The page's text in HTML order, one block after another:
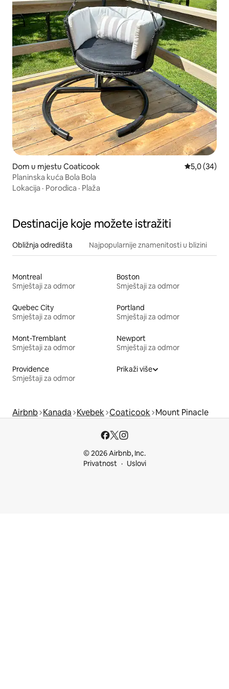
Dom u mjestu Coaticook Prosječna
5,0 (34)
Planinska kuća Bola Bola
Lokacija · Porodica · Plaža
Destinacije koje možete istražiti
Obližnja odredišta Najpopularnije znamenitosti u blizini
Montreal
Smještaji za odmor
Boston
Smještaji za odmor
Quebec City
Smještaji za odmor
Portland
Smještaji za odmor
Mont-Tremblant
Smještaji za odmor
Newport
Smještaji za odmor
Providence
Smještaji za odmor
Prikaži više
Airbnb Kanada Kvebek Coaticook Mount Pinacle
© 2026 Airbnb, Inc.
Privatnost
Uslovi